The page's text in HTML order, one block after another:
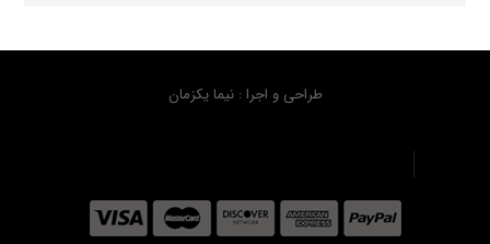
طراحی و اجرا : نیما یکزمان